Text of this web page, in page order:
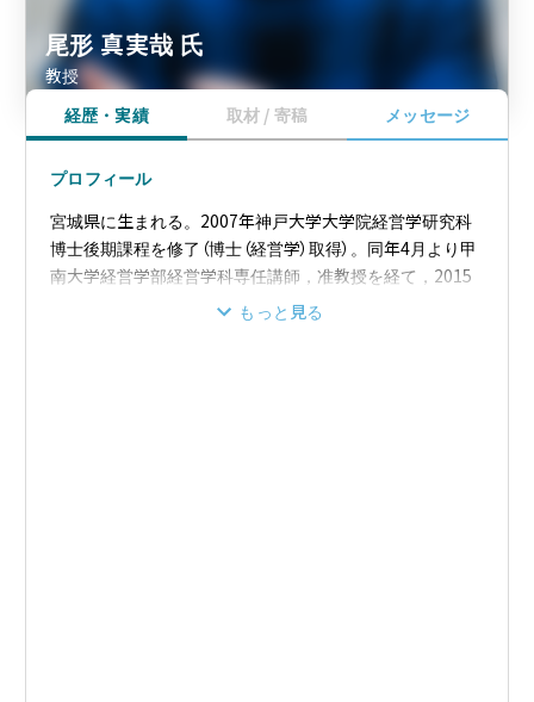
尾形 真実哉 氏
教授
経歴・実績
取材 / 寄稿 メッセージ
プロフィール
宮城県に生まれる。2007年神戸大学大学院経営学研究科
博士後期課程を修了（博士（経営学）取得）。同年4月より甲
南大学経営学部経営学科専任講師，准教授を経て，2015
年，教授となり，現在に至る。専門分野は，組織行動論，
もっと見る